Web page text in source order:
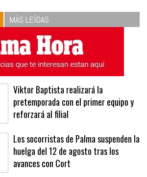
MÁS LEÍDAS
Viktor Baptista realizará la
pretemporada con el primer equipo y
reforzará al filial
Los socorristas de Palma suspenden la
huelga del 12 de agosto tras los
avances con Cort